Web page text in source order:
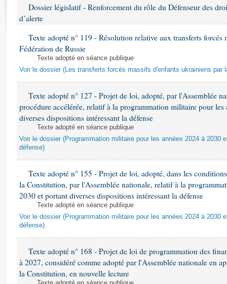
Baromètre de l’application des lois
Dossiers législatifs
Budget et sécurité sociale
Questions écrites et orales
Comptes rendus des débats
Dossier législatif - Renforcement du rôle du Défenseur des
d’alerte
Texte adopté n° 119 - Résolution relative aux transferts
Fédération de Russie
Texte adopté en séance publique
Voir le dossier (Les transferts forcés massifs d'enfants ukrainiens par
Texte adopté n° 127 - Projet de loi, adopté, par l'Assemblée
procédure accélérée, relatif à la programmation militaire pour les
diverses dispositions intéressant la défense
Texte adopté en séance publique
Voir le dossier (Programmation militaire pour les années 2024 à 2030
défense)
Texte adopté n° 155 - Projet de loi, adopté, dans les
la Constitution, par l'Assemblée nationale, relatif à la
2030 et portant diverses dispositions intéressant la défense
Texte adopté en séance publique
Voir le dossier (Programmation militaire pour les années 2024 à 2030
défense)
Texte adopté n° 168 - Projet de loi de programmation des
à 2027, considéré comme adopté par l'Assemblée nationale en
la Constitution, en nouvelle lecture